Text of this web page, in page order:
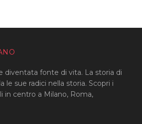
diventata fonte di vita. La storia di
le sue radici nella storia. Scopri i
in centro a Milano, Roma,